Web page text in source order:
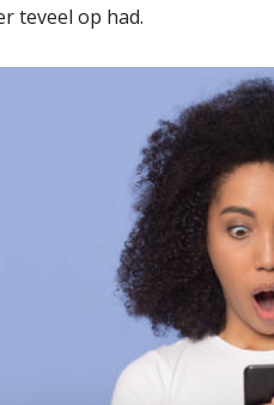
teveel op had.